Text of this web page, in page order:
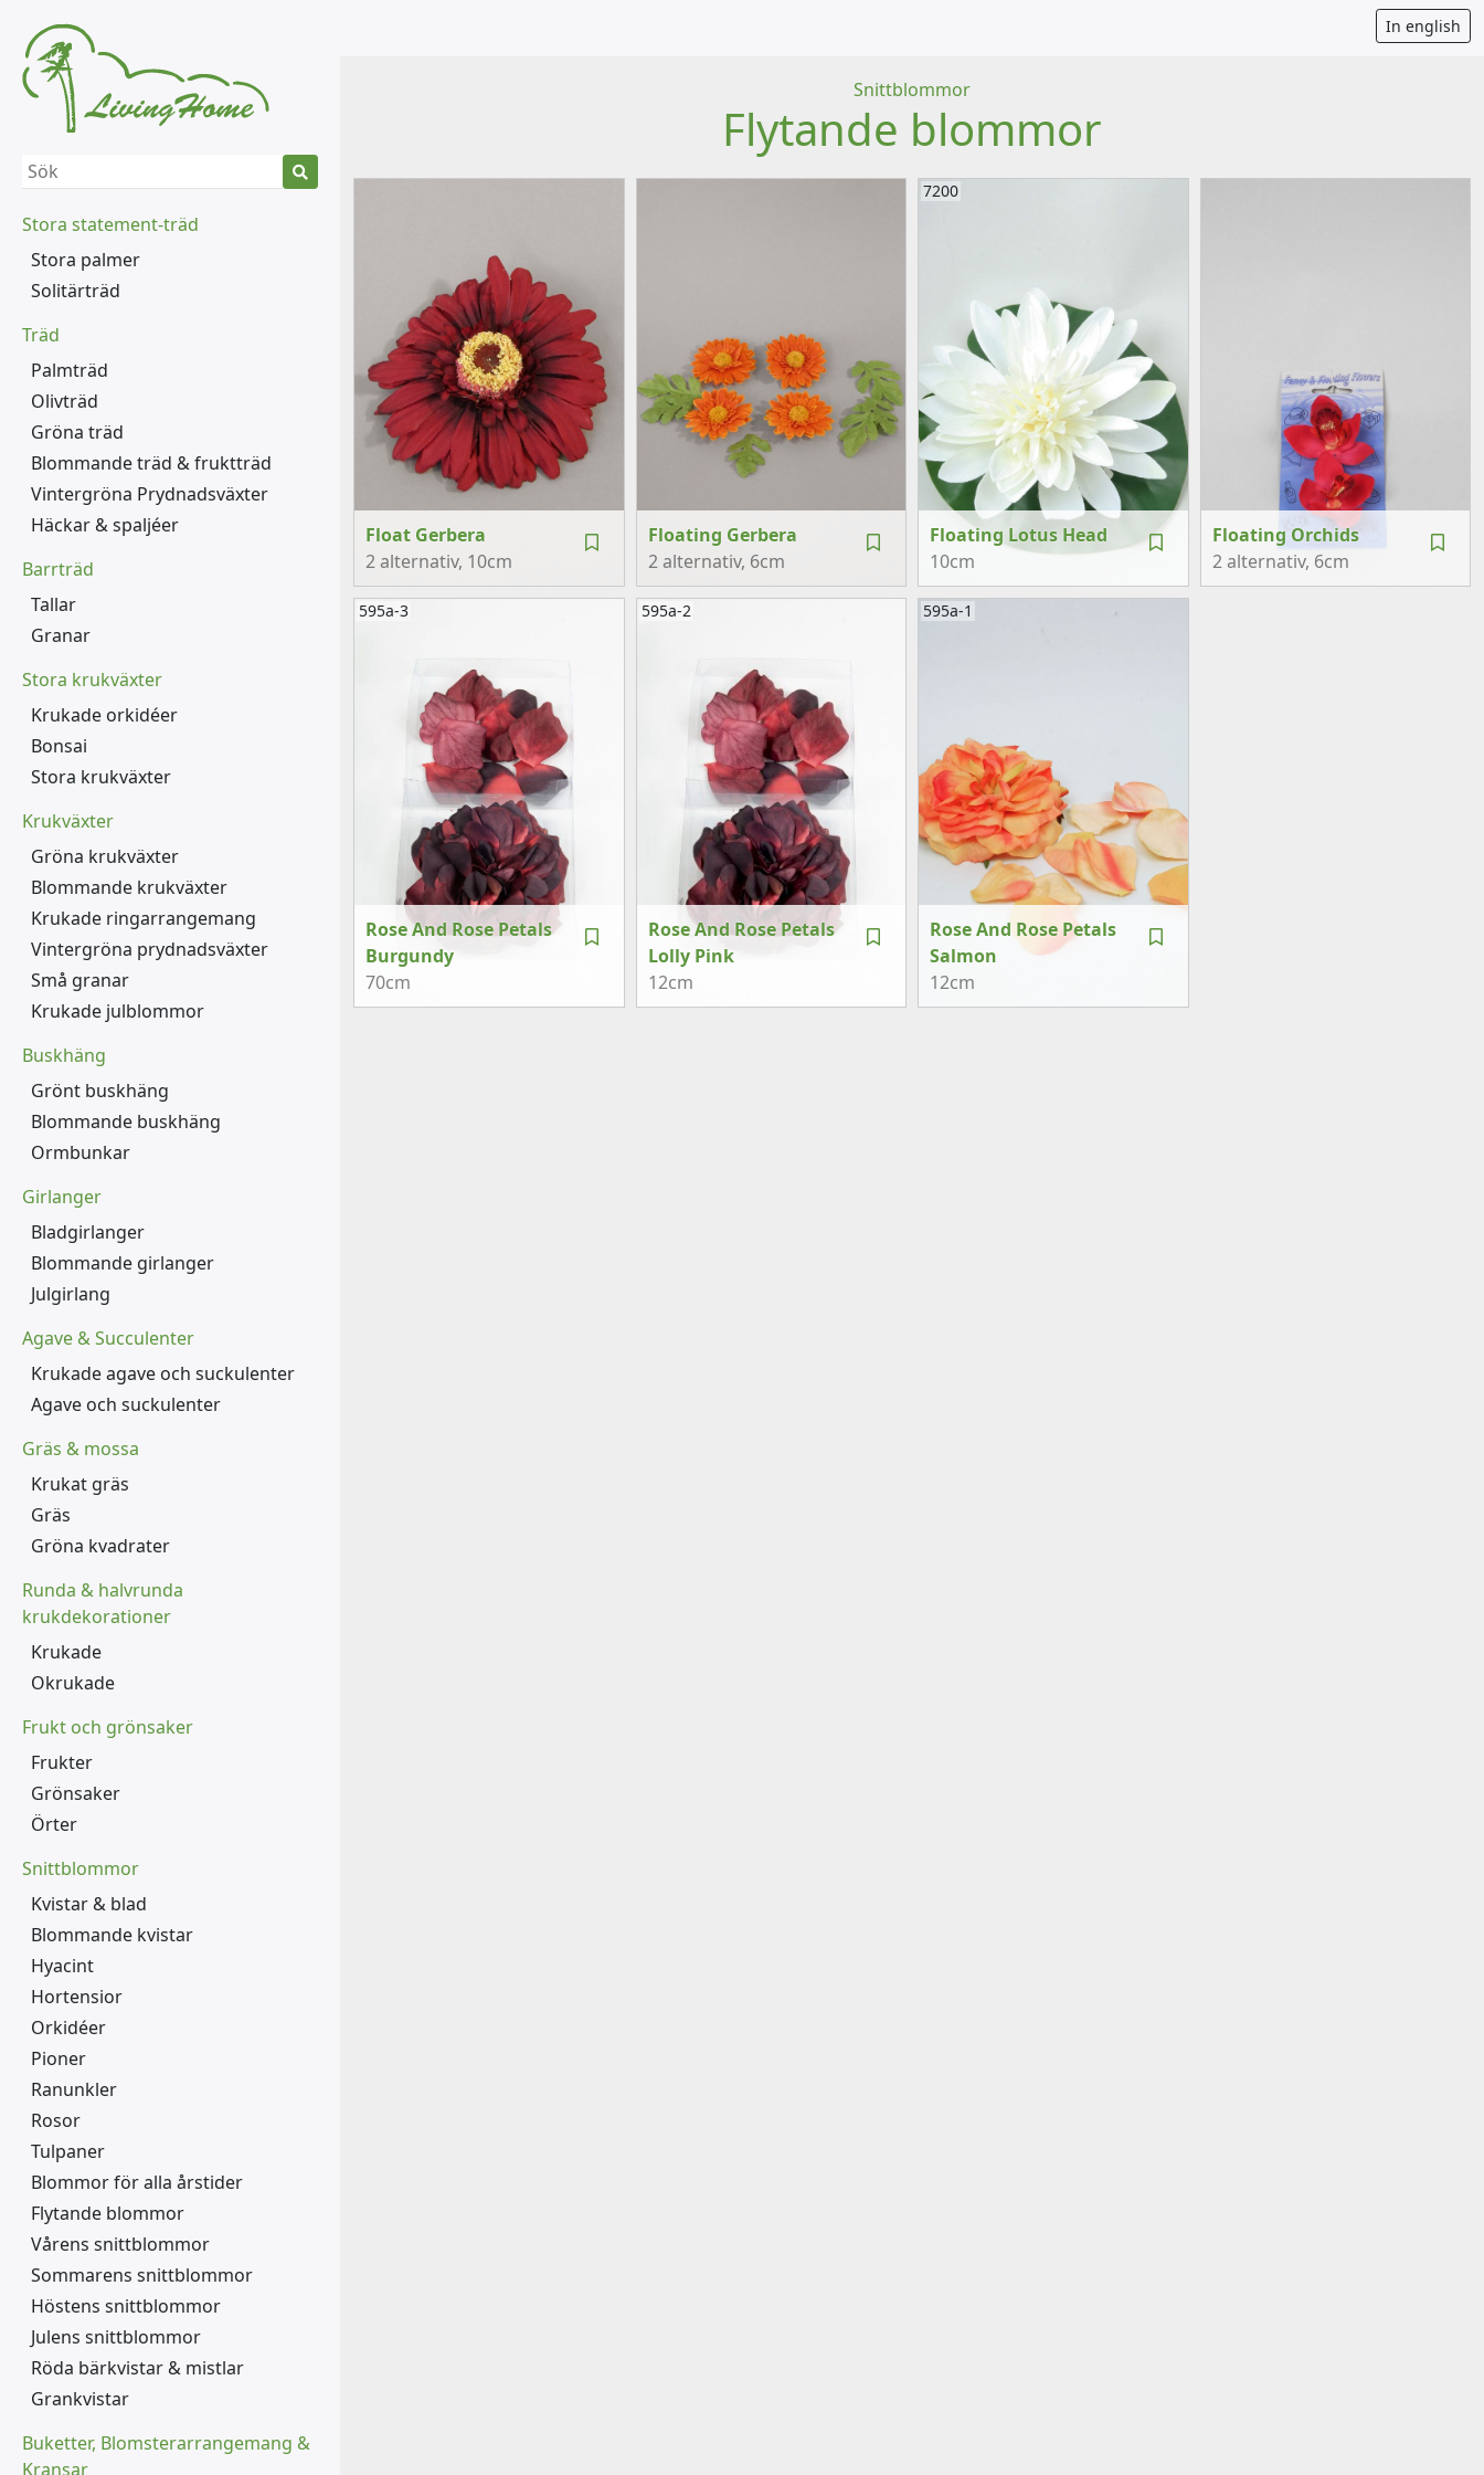
In english
Stora statement-träd
Stora palmer
Solitärträd
Träd
Palmträd
Olivträd
Gröna träd
Blommande träd & fruktträd
Vintergröna Prydnadsväxter
Häckar & spaljéer
Barrträd
Tallar
Granar
Stora krukväxter
Krukade orkidéer
Bonsai
Stora krukväxter
Krukväxter
Gröna krukväxter
Blommande krukväxter
Krukade ringarrangemang
Vintergröna prydnadsväxter
Små granar
Krukade julblommor
Buskhäng
Grönt buskhäng
Blommande buskhäng
Ormbunkar
Girlanger
Bladgirlanger
Blommande girlanger
Julgirlang
Agave & Succulenter
Krukade agave och suckulenter
Agave och suckulenter
Gräs & mossa
Krukat gräs
Gräs
Gröna kvadrater
Runda & halvrunda
krukdekorationer
Krukade
Okrukade
Frukt och grönsaker
Frukter
Grönsaker
Örter
Snittblommor
Kvistar & blad
Blommande kvistar
Hyacint
Hortensior
Orkidéer
Pioner
Ranunkler
Rosor
Tulpaner
Blommor för alla årstider
Flytande blommor
Vårens snittblommor
Sommarens snittblommor
Höstens snittblommor
Julens snittblommor
Röda bärkvistar & mistlar
Grankvistar
Buketter, Blomsterarrangemang &
Kransar
Snittblommor
Flytande blommor
Float Gerbera
2 alternativ, 10cm
Floating Gerbera
2 alternativ, 6cm
Floating Lotus Head
10cm
7200
Floating Orchids
2 alternativ, 6cm
Rose And Rose Petals
Burgundy
70cm
595a-3
Rose And Rose Petals
Lolly Pink
12cm
595a-2
Rose And Rose Petals
Salmon
12cm
595a-1